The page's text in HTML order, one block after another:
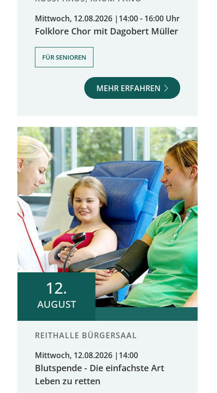
Mittwoch, 12.08.2026 | 14:00 - 16:00 Uhr
Folklore Chor mit Dagobert Müller
FÜR SENIOREN
MEHR ERFAHREN
12.
AUGUST
REITHALLE BÜRGERSAAL
Mittwoch, 12.08.2026 | 14:00
Blutspende - Die einfachste Art
Leben zu retten